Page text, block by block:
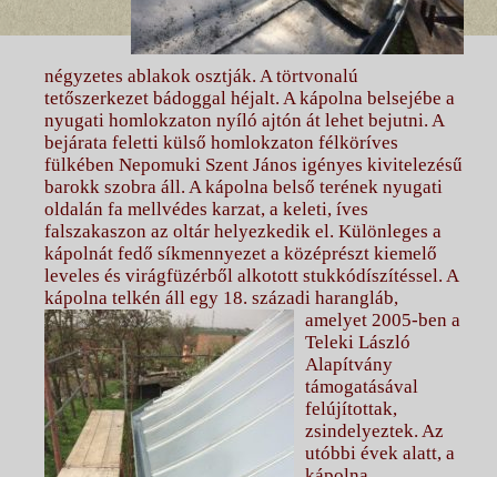
négyzetes ablakok osztják. A törtvonalú
tetőszerkezet bádoggal héjalt. A kápolna belsejébe a
nyugati homlokzaton nyíló ajtón át lehet bejutni. A
bejárata feletti külső homlokzaton félköríves
fülkében Nepomuki Szent János igényes kivitelezésű
barokk szobra áll. A kápolna belső terének nyugati
oldalán fa mellvédes karzat, a keleti, íves
falszakaszon az oltár helyezkedik el. Különleges a
kápolnát fedő síkmennyezet a középrészt kiemelő
leveles és virágfüzérből alkotott stukkódíszítéssel. A
kápolna telkén áll egy 18. századi harangláb,
amelyet 2005-ben a
Teleki László
Alapítvány
támogatásával
felújítottak,
zsindelyeztek. Az
utóbbi évek alatt, a